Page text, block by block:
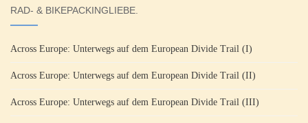
RAD- & BIKEPACKINGLIEBE.
Across Europe: Unterwegs auf dem European Divide Trail (I)
Across Europe: Unterwegs auf dem European Divide Trail (II)
Across Europe: Unterwegs auf dem European Divide Trail (III)